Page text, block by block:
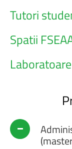
Tutori
Spatii